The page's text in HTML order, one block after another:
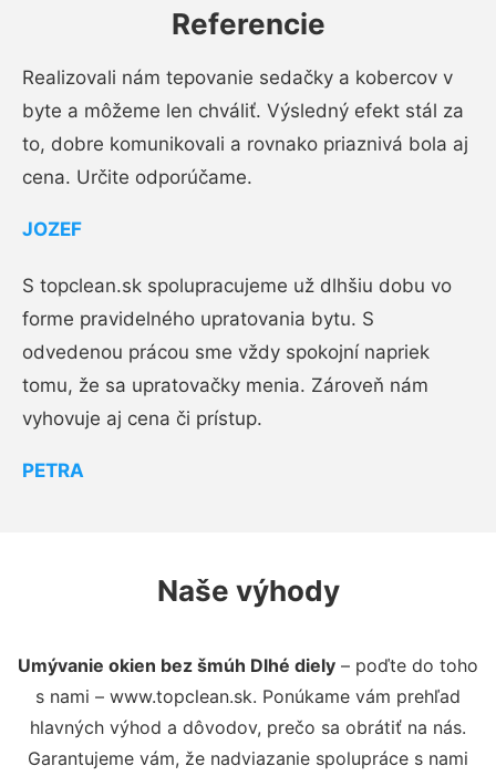
Referencie
Realizovali nám tepovanie sedačky a kobercov v
byte a môžeme len chváliť. Výsledný efekt stál za
to, dobre komunikovali a rovnako priaznivá bola aj
cena. Určite odporúčame.
JOZEF
S topclean.sk spolupracujeme už dlhšiu dobu vo
forme pravidelného upratovania bytu. S
odvedenou prácou sme vždy spokojní napriek
tomu, že sa upratovačky menia. Zároveň nám
vyhovuje aj cena či prístup.
PETRA
Naše výhody
Umývanie okien bez šmúh Dlhé diely – poďte do toho
s nami – www.topclean.sk. Ponúkame vám prehľad
hlavných výhod a dôvodov, prečo sa obrátiť na nás.
Garantujeme vám, že nadviazanie spolupráce s nami